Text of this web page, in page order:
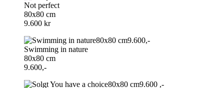
Not perfect
80x80 cm
9.600 kr
Swimming in nature
80x80 cm
9.600,-